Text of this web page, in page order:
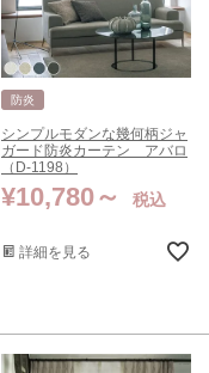
防炎
シンプルモダンな幾何柄ジャ
ガード防炎カーテン アバロ
（D-1198）
¥10,780 税込
詳細を見る